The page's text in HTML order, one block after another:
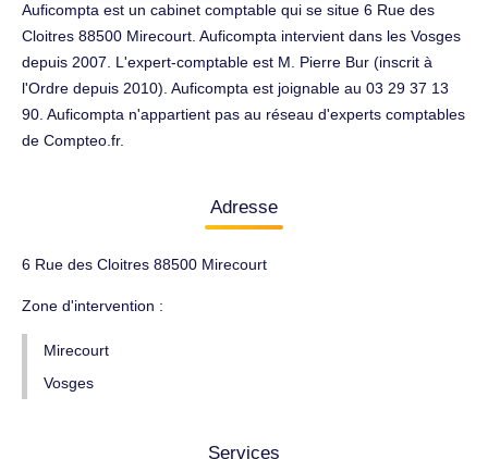
Auficompta est un cabinet comptable qui se situe 6 Rue des
Cloitres 88500 Mirecourt. Auficompta intervient dans les Vosges
depuis 2007. L'expert-comptable est M. Pierre Bur (inscrit à
l'Ordre depuis 2010). Auficompta est joignable au 03 29 37 13
90. Auficompta n'appartient pas au réseau d'experts comptables
de Compteo.fr.
Adresse
6 Rue des Cloitres 88500 Mirecourt
Zone d'intervention :
Mirecourt
Vosges
Services